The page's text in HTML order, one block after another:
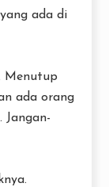
ada di
Menutup
ada orang
Jangan-